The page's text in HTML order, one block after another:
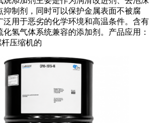
抑制剂，同时可以保护金属表面不被腐
泛用于恶劣的化学环境和高温条件。含有
化氢气体系统兼容的添加剂。产品应用：
压缩机的